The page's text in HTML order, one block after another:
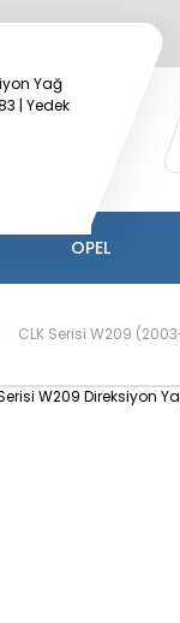
OPEL
CLK Serisi W209